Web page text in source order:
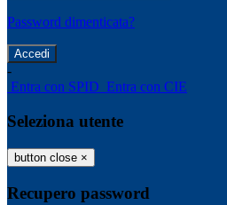
Password dimenticata?
-
Entra con SPID Entra con CIE
Seleziona utente
button close ×
Recupero password